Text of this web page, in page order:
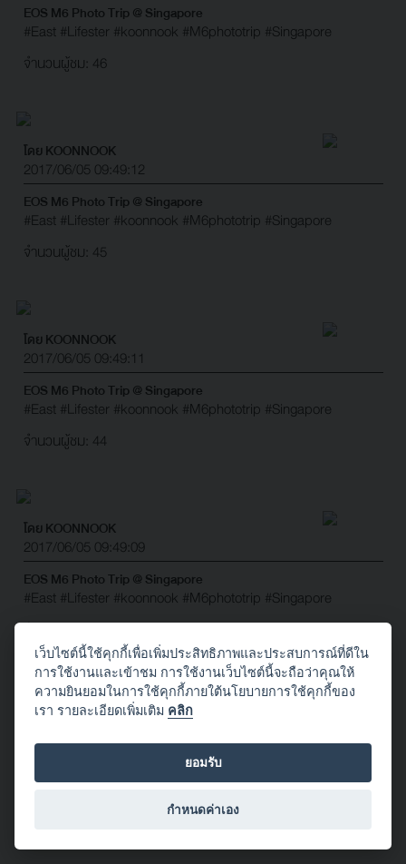
EOS M6 Photo Trip @ Singapore
#East #Lifester #koonnook #M6phototrip #Singapore
จำนวนผู้ชม: 46
โดย KOONNOOK
2017/06/05 09:49:12
EOS M6 Photo Trip @ Singapore
#East #Lifester #koonnook #M6phototrip #Singapore
จำนวนผู้ชม: 45
โดย KOONNOOK
2017/06/05 09:49:11
EOS M6 Photo Trip @ Singapore
#East #Lifester #koonnook #M6phototrip #Singapore
จำนวนผู้ชม: 44
โดย KOONNOOK
2017/06/05 09:49:09
EOS M6 Photo Trip @ Singapore
#East #Lifester #koonnook #M6phototrip #Singapore
จำนวนผู้ชม: 43
โดย KOONNOOK
EOS M6 Photo Trip @ Singapore
#East#Lifester#koonnook#M6phototrip#Singapore
เว็บไซต์นี้ใช้คุกกี้เพื่อเพิ่มประสิทธิภาพและประสบการณ์ที่ดีใน
การใช้งานและเข้าชม การใช้งานเว็บไซต์นี้จะถือว่าคุณให้
ความยินยอมในการใช้คุกกี้ภายใต้นโยบายการใช้คุกกี้ของ
เรา รายละเอียดเพิ่มเติม คลิก
ยอมรับ
กำหนดค่าเอง